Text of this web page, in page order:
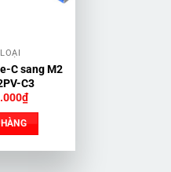
C sang M2
C3
₫Giá
hiện